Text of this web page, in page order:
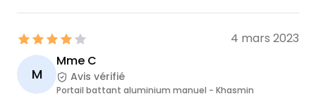
4 mars 2023
M
Mme C
Avis vérifié
Portail battant aluminium manuel - Khasmin